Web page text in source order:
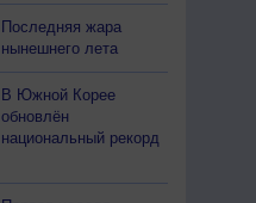
Последняя жара
нынешнего лета
В Южной Корее
обновлён
национальный рекорд